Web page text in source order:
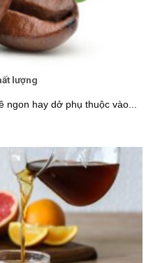
lượng
ngon hay dở phụ thuộc vào...